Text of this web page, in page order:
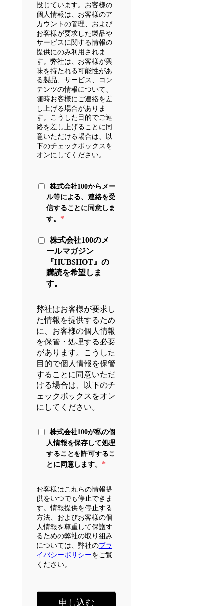
投じています。お客様の
個人情報は、お客様のア
カウントの管理、および
お客様が要求した製品や
サービスに関する情報の
提供にのみ利用されま
す。弊社は、お客様が興
味を持たれる可能性があ
る製品、サービス、コン
テンツの情報について、
随時お客様にご連絡を差
し上げる場合がありま
す。こうした目的でご連
絡を差し上げることに同
意いただける場合は、以
下のチェックボックスを
オンにしてください。
株式会社100からメー
ル等による、連絡を受
信することに同意しま
す。 *
株式会社100のメ
ールマガジン
『HUBSHOT』の
購読を希望しま
す。
弊社はお客様が要求し
た情報を提供するため
に、お客様の個人情報
を保管・処理する必要
があります。こうした
目的で個人情報を保管
することに同意いただ
ける場合は、以下のチ
ェックボックスをオン
にしてください。
株式会社100が私の個
人情報を保存して処理
することを許可するこ
とに同意します。 *
お客様はこれらの情報提
供をいつでも停止できま
す。情報提供を停止する
方法、およびお客様の個
人情報を尊重して保護す
るための弊社の取り組み
については、弊社のプラ
イバシーポリシーをご覧
ください。